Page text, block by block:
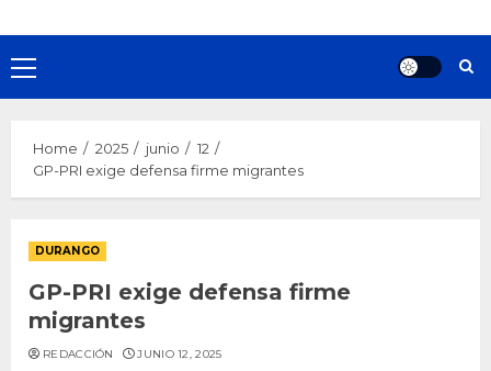
Primary
Menu
Home 2025 junio
12
GP-PRI exige defensa firme migrantes
DURANGO
GP-PRI exige defensa firme
migrantes
REDACCIÓN JUNIO 12, 2025